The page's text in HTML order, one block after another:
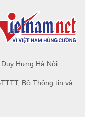
Hưng Hà Nội
Bộ Thông tin và